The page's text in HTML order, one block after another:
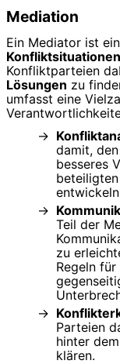
Mediation
Ein Mediator ist
Konfliktparteien
Lösungen zu
umfasst eine
damit,
besseres
Teil der
zu
Regeln
Parteien
hinter
klären.